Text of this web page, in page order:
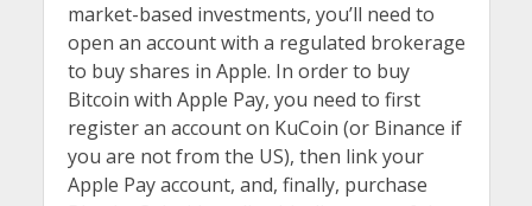
market-based investments, you’ll need to
open an account with a regulated brokerage
to buy shares in Apple. In order to buy
Bitcoin with Apple Pay, you need to first
register an account on KuCoin (or Binance if
you are not from the US), then link your
Apple Pay account, and, finally, purchase